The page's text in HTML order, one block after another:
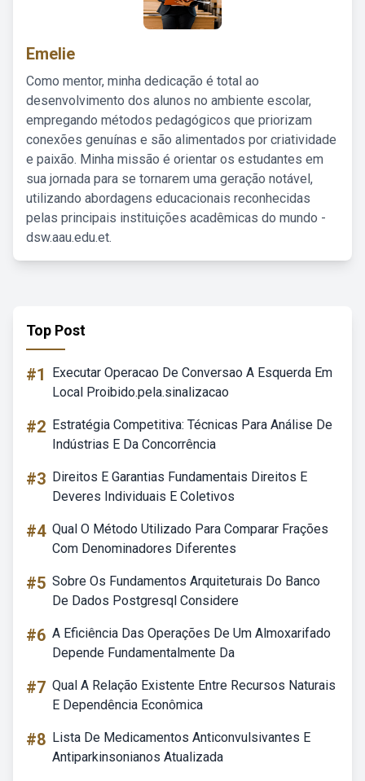
Emelie
Como mentor, minha dedicação é total ao
desenvolvimento dos alunos no ambiente escolar,
empregando métodos pedagógicos que priorizam
conexões genuínas e são alimentados por criatividade
e paixão. Minha missão é orientar os estudantes em
sua jornada para se tornarem uma geração notável,
utilizando abordagens educacionais reconhecidas
pelas principais instituições acadêmicas do mundo -
dsw.aau.edu.et.
Top Post
#1
Executar Operacao De Conversao A Esquerda Em
Local Proibido.pela.sinalizacao
#2 Estratégia Competitiva: Técnicas Para Análise De
Indústrias E Da Concorrência
#3 Direitos E Garantias Fundamentais Direitos E
Deveres Individuais E Coletivos
#4 Qual O Método Utilizado Para Comparar Frações
Com Denominadores Diferentes
#5 Sobre Os Fundamentos Arquiteturais Do Banco
De Dados Postgresql Considere
#6 A Eficiência Das Operações De Um Almoxarifado
Depende Fundamentalmente Da
#7 Qual A Relação Existente Entre Recursos Naturais
E Dependência Econômica
#8 Lista De Medicamentos Anticonvulsivantes E
Antiparkinsonianos Atualizada